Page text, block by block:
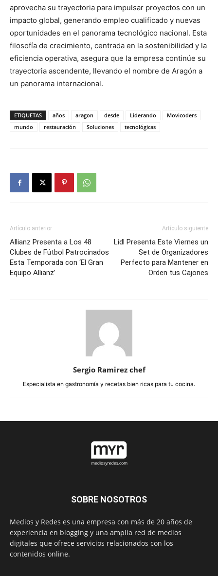
aprovecha su trayectoria para impulsar proyectos con un
impacto global, generando empleo cualificado y nuevas
oportunidades en el panorama tecnológico nacional. Esta
filosofía de crecimiento, centrada en la sostenibilidad y la
eficiencia operativa, asegura que la empresa continúe su
trayectoria ascendente, llevando el nombre de Aragón a
un panorama internacional.
ETIQUETAS años aragon desde Liderando
Movicoders
mundo
restauración Soluciones tecnológicas
Artículo anterior
Allianz Presenta a Los 48
Clubes de Fútbol Patrocinados
Esta Temporada con ‘El Gran
Equipo Allianz’
Artículo siguiente
Lidl Presenta Este Viernes un
Set de Organizadores
Perfecto para Mantener en
Orden tus Cajones
Sergio Ramirez chef
Especialista en gastronomía y recetas bien ricas para tu cocina.
SOBRE NOSOTROS
Medios y Redes es una empresa con más de 20 años de
experiencia en blogging y una amplia red de medios
digitales que ofrece servicios relacionados con los
contenidos online.